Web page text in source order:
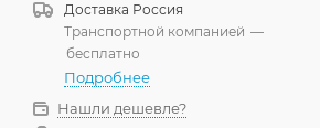
Доставка Россия
Транспортной компанией —
бесплатно
Подробнее
Нашли дешевле?